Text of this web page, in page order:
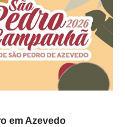
em Azevedo